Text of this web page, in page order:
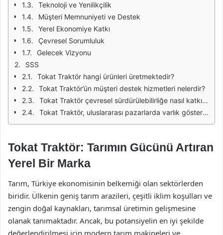
Teknoloji ve Yenilikçilik
Müşteri Memnuniyeti ve Destek
Yerel Ekonomiye Katkı
Çevresel Sorumluluk
Gelecek Vizyonu
SSS
Tokat Traktör hangi ürünleri üretmektedir?
Tokat Traktör’ün müşteri destek hizmetleri nelerdir?
Tokat Traktör çevresel sürdürülebilirliğe nasıl katkıda bulunmaktadır?
Tokat Traktör, uluslararası pazarlarda varlık gösterecek mi?
Tokat Traktör: Tarımın Gücünü Artıran
Yerel Bir Marka
Tarım, Türkiye ekonomisinin belkemiği olan sektörlerden
biridir. Ülkenin geniş tarım arazileri, çeşitli iklim koşulları ve
zengin doğal kaynakları, tarımsal üretimin gelişmesine
olanak tanımaktadır. Ancak, bu potansiyelin en iyi şekilde
değerlendirilmesi için modern tarım makineleri ve